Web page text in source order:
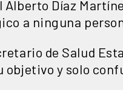
Alberto Díaz
a ninguna
de Salud
objetivo y solo